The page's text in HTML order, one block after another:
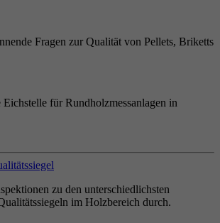
Fragen zur Qualität von Pellets, Briketts
Eichstelle für Rundholzmessanlagen in
zu den unterschiedlichsten
im Holzbereich durch.